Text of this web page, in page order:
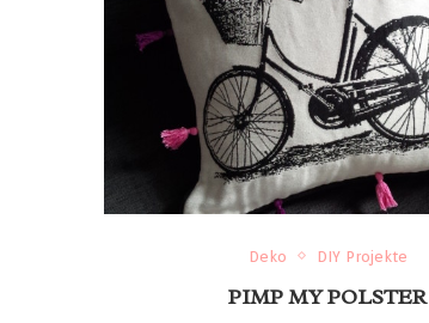
Deko DIY Projekte
PIMP MY POLSTER